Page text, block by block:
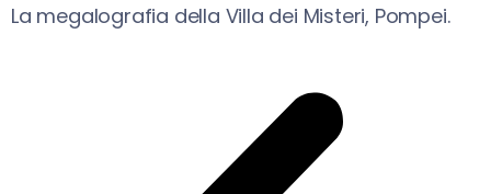
La megalografia della Villa dei Misteri, Pompei.